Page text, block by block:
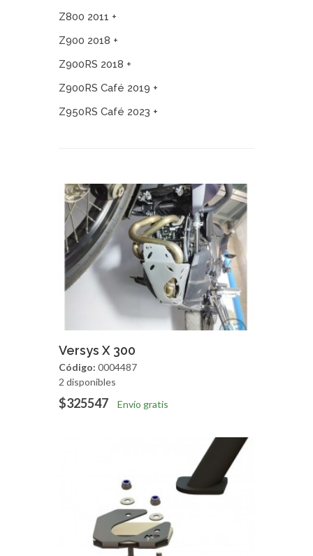
Z800 2011 +
Z900 2018 +
Z900RS 2018 +
Z900RS Café 2019 +
Z950RS Café 2023 +
Agregar
Versys X 300
Código: 0004487
2 disponibles
$325547 Envío gratis